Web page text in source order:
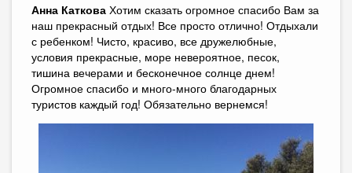
Анна Каткова Хотим сказать огромное спасибо Вам за
наш прекрасный отдых! Все просто отлично! Отдыхали
с ребенком! Чисто, красиво, все дружелюбные,
условия прекрасные, море невероятное, песок,
тишина вечерами и бесконечное солнце днем!
Огромное спасибо и много-много благодарных
туристов каждый год! Обязательно вернемся!